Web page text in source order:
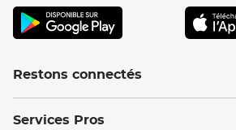
Restons connectés
Services Pros